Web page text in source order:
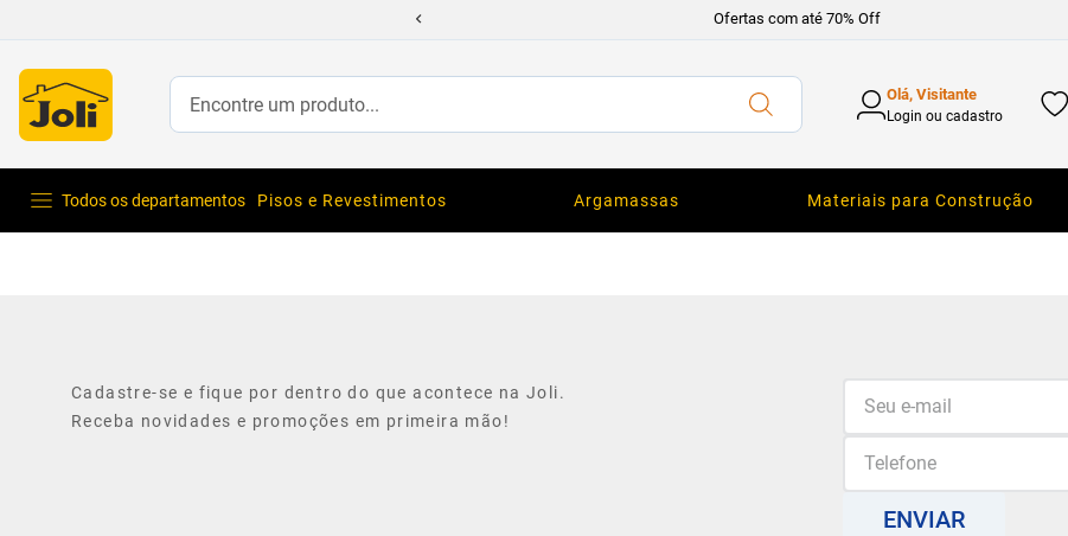
Ofertas com até 70% Off
Encontre um produto... Olá, Visitante
Login ou cadastro
Todos os departamentos Pisos e Revestimentos Argamassas Materiais para Construção
Cadastre-se e fique por dentro do que acontece na Joli.
Receba novidades e promoções em primeira mão!
ENVIAR